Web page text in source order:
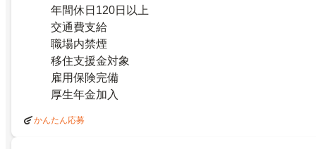
年間休日120日以上
交通費支給
職場内禁煙
移住支援金対象
雇用保険完備
厚生年金加入
かんたん応募